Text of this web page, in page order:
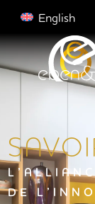
English
DE